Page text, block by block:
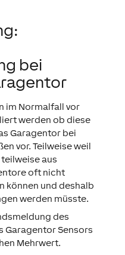
bei
im Normalfall vor
werden ob diese
Garagentor bei
vor. Teilweise weil
aus
oft nicht
können und deshalb
werden müsste.
des
Garagentor Sensors
Mehrwert.